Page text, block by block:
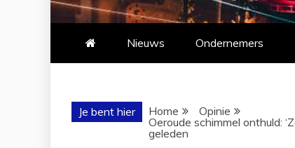
Nieuws Ondernemers
Je bent hier Home
Opinie
Oeroude schimmel onthuld:
geleden